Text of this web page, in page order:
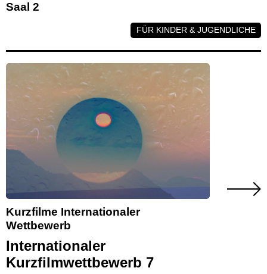
Saal 2
FÜR KINDER & JUGENDLICHE
Kurzfilme Internationaler
Wettbewerb
Internationaler
Kurzfilmwettbewerb 7